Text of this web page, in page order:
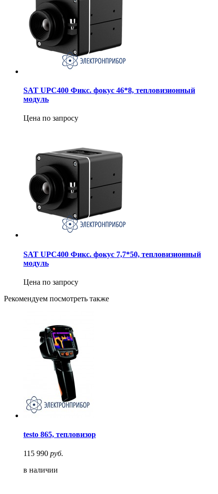
SAT UPC400 Фикс. фокус 46*8, тепловизионный
модуль
Цена по запросу
SAT UPC400 Фикс. фокус 7,7*50, тепловизионный
модуль
Цена по запросу
Рекомендуем посмотреть также
testo 865, тепловизор
115 990 руб.
в наличии